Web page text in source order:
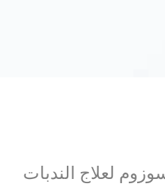
لعلاج الندبات